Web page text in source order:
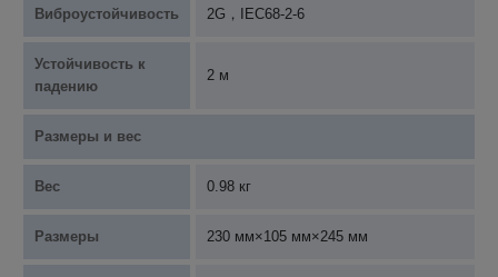
Виброустойчивость 2G，IEC68-2-6
Устойчивость к
падению
2 м
Размеры и вес
Вес 0.98 кг
Размеры 230 мм×105 мм×245 мм